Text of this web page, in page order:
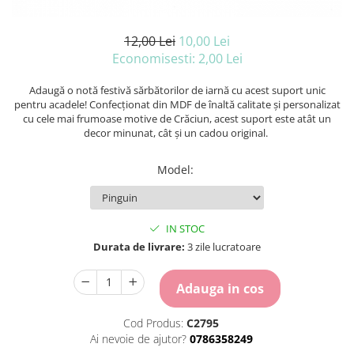
Hartie Foto
Hartie Glasata
Instrumente de scris
Laminatoare si accesorii
Liniare , truse geometrie
12,00 Lei 10,00 Lei
Economisesti: 2,00 Lei
Adaugă o notă festivă sărbătorilor de iarnă cu acest suport unic
pentru acadele! Confecționat din MDF de înaltă calitate și personalizat
cu cele mai frumoase motive de Crăciun, acest suport este atât un
decor minunat, cât și un cadou original.
Model:
IN STOC
Durata de livrare: 3 zile lucratoare
Adauga in cos
Cod Produs: C2795
Ai nevoie de ajutor? 0786358249